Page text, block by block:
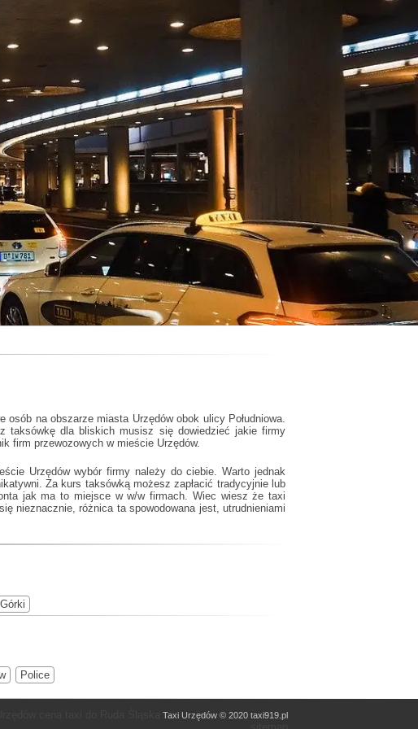
na obszarze miasta Urzędów obok ulicy Południowa.
taksówkę dla bliskich musisz się dowiedzieć jakie firmy
firm przewozowych w mieście Urzędów.
Urzędów wybór firmy należy do ciebie. Warto jednak
Za kurs taksówką możesz zapłacić tradycyjnie lub
jak ma to miejsce w w/w firmach. Wiec wiesz że taxi
nieznacznie, różnica ta spowodowana jest, utrudnieniami
Górki
Police
Taxi Urzędów © 2020 taxi919.pl